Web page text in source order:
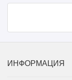
ИНФОРМАЦИЯ